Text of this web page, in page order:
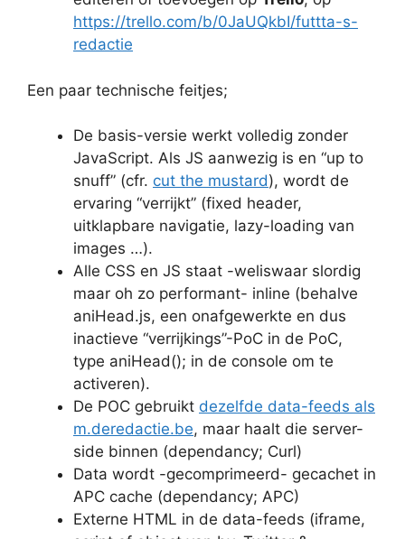
https://trello.com/b/0JaUQkbI/futtta-s-
redactie
Een paar technische feitjes;
De basis-versie werkt volledig zonder
JavaScript. Als JS aanwezig is en “up to
snuff” (cfr. cut the mustard), wordt de
ervaring “verrijkt” (fixed header,
uitklapbare navigatie, lazy-loading van
images …).
Alle CSS en JS staat -weliswaar slordig
maar oh zo performant- inline (behalve
aniHead.js, een onafgewerkte en dus
inactieve “verrijkings”-PoC in de PoC,
type aniHead(); in de console om te
activeren).
De POC gebruikt dezelfde data-feeds als
m.deredactie.be, maar haalt die server-
side binnen (dependancy; Curl)
Data wordt -gecomprimeerd- gecachet in
APC cache (dependancy; APC)
Externe HTML in de data-feeds (iframe,